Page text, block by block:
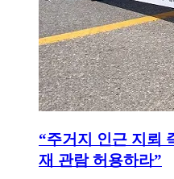
“주거지 인근 지뢰
재 관람 허용하라”